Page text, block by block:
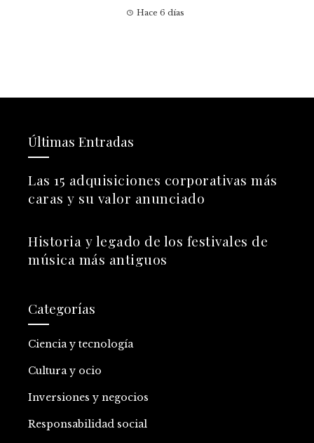
Hace 6 días
Últimas Entradas
Las 15 adquisiciones corporativas más
caras y su valor anunciado
Historia y legado de los festivales de
música más antiguos
Categorías
Ciencia y tecnología
Cultura y ocio
Inversiones y negocios
Responsabilidad social